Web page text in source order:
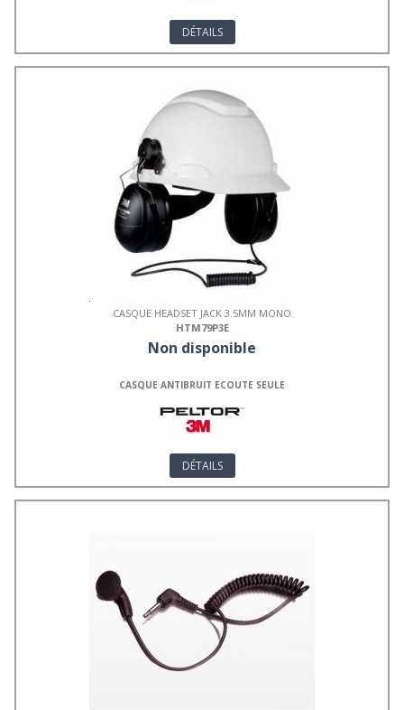
DÉTAILS
CASQUE HEADSET JACK 3.5MM MONO
HTM79P3E
Non disponible
CASQUE ANTIBRUIT ECOUTE SEULE
DÉTAILS